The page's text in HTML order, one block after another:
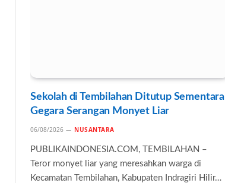
Sekolah di Tembilahan Ditutup Sementara
Gegara Serangan Monyet Liar
06/08/2026 NUSANTARA
PUBLIKAINDONESIA.COM, TEMBILAHAN –
Teror monyet liar yang meresahkan warga di
Kecamatan Tembilahan, Kabupaten Indragiri Hilir…